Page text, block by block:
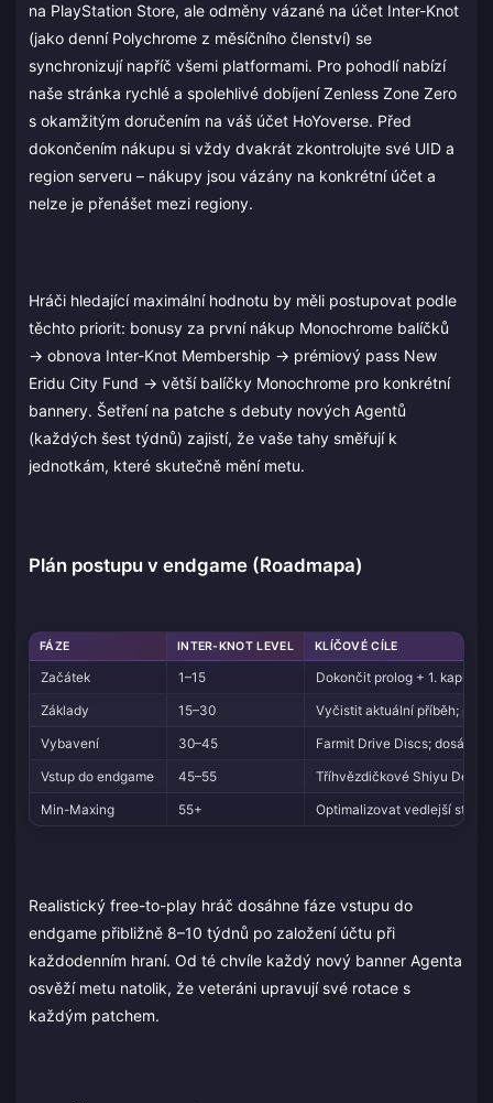
na PlayStation Store, ale odměny vázané na účet Inter-Knot
(jako denní Polychrome z měsíčního členství) se
synchronizují napříč všemi platformami. Pro pohodlí nabízí
naše stránka rychlé a spolehlivé dobíjení Zenless Zone Zero
s okamžitým doručením na váš účet HoYoverse. Před
dokončením nákupu si vždy dvakrát zkontrolujte své UID a
region serveru – nákupy jsou vázány na konkrétní účet a
nelze je přenášet mezi regiony.
Hráči hledající maximální hodnotu by měli postupovat podle
těchto priorit: bonusy za první nákup Monochrome balíčků
→ obnova Inter-Knot Membership → prémiový pass New
Eridu City Fund → větší balíčky Monochrome pro konkrétní
bannery. Šetření na patche s debuty nových Agentů
(každých šest týdnů) zajistí, že vaše tahy směřují k
jednotkám, které skutečně mění metu.
Plán postupu v endgame (Roadmapa)
FÁZE INTER-KNOT LEVEL KLÍČOVÉ CÍLE
Začátek 1–15
Dokončit prolog + 1.
Základy
15–30
Vyčistit aktuální příběh;
Vybavení
30–45
Farmit Drive Discs;
Vstup do endgame
45–55
Tříhvězdičkové Shiyu
Min-Maxing
55+ Optimalizovat vedlejší
Realistický free-to-play hráč dosáhne fáze vstupu do
endgame přibližně 8–10 týdnů po založení účtu při
každodenním hraní. Od té chvíle každý nový banner Agenta
osvěží metu natolik, že veteráni upravují své rotace s
každým patchem.